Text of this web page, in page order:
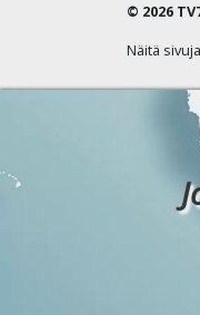
© 2026
Näitä